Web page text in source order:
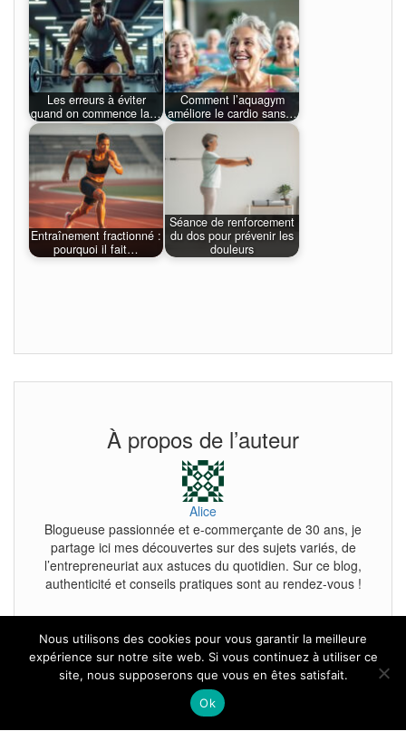
Les erreurs à éviter
quand on commence la…
Comment l’aquagym
améliore le cardio sans…
Entraînement fractionné :
pourquoi il fait…
Séance de renforcement
du dos pour prévenir les
douleurs
À propos de l’auteur
Alice
Blogueuse passionnée et e-commerçante de 30 ans, je
partage ici mes découvertes sur des sujets variés, de
l’entrepreneuriat aux astuces du quotidien. Sur ce blog,
authenticité et conseils pratiques sont au rendez-vous !
Tous droits reservés.
Nous utilisons des cookies pour vous garantir la meilleure
expérience sur notre site web. Si vous continuez à utiliser ce
site, nous supposerons que vous en êtes satisfait.
Ok